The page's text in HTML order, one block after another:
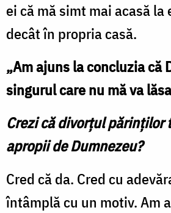
ei că mă simt mai acasă la
decât în propria casă.
„Am ajuns la concluzia că
singurul care nu mă va
Crezi că divorțul părinților
apropii de Dumnezeu?
Cred că da. Cred cu
întâmplă cu un motiv. Am